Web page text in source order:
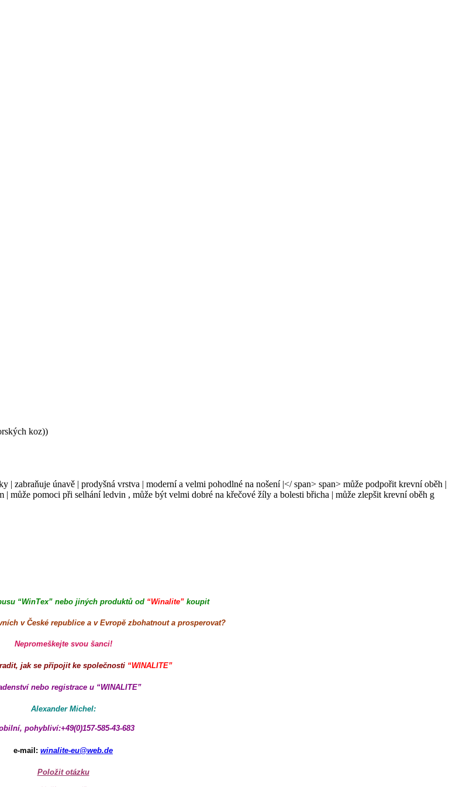
koz))
| zabraňuje únavě | prodyšná vrstva | moderní a velmi pohodlné na nošení |</ span> span> může podpořit krevní oběh |
| může pomoci při selhání ledvin , může být velmi dobré na křečové žíly a bolesti břicha | může zlepšit krevní oběh g
“WinTex” nebo jiných produktů od “Winalite” koupit
v České republice a v Evropě zbohatnout a prosperovat?
Nepromeškejte svou šanci!
jak se připojit ke společnosti “WINALITE”
nebo registrace u “WINALITE”
Alexander Michel:
pohybliví:+49(0)157-585-43-683
e-mail: winalite-eu@web.de
Položit otázku